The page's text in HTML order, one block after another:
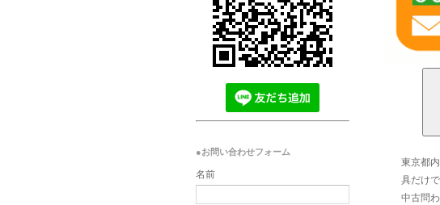
東京都
具だけ
中古問
●お問い合わせフォーム
名前